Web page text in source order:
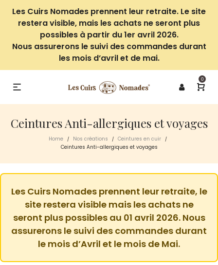
Les Cuirs Nomades prennent leur retraite. Le site
restera visible, mais les achats ne seront plus
possibles à partir du 1er avril 2026.
Nous assurerons le suivi des commandes durant
les mois d’avril et de mai.
0
Ceintures Anti-allergiques et voyages
Home / Nos créations / Ceintures en cuir /
Ceintures Anti-allergiques et voyages
Les Cuirs Nomades prennent leur retraite, le
site restera visible mais les achats ne
seront plus possibles au 01 avril 2026. Nous
assurerons le suivi des commandes durant
le mois d’Avril et le mois de Mai.